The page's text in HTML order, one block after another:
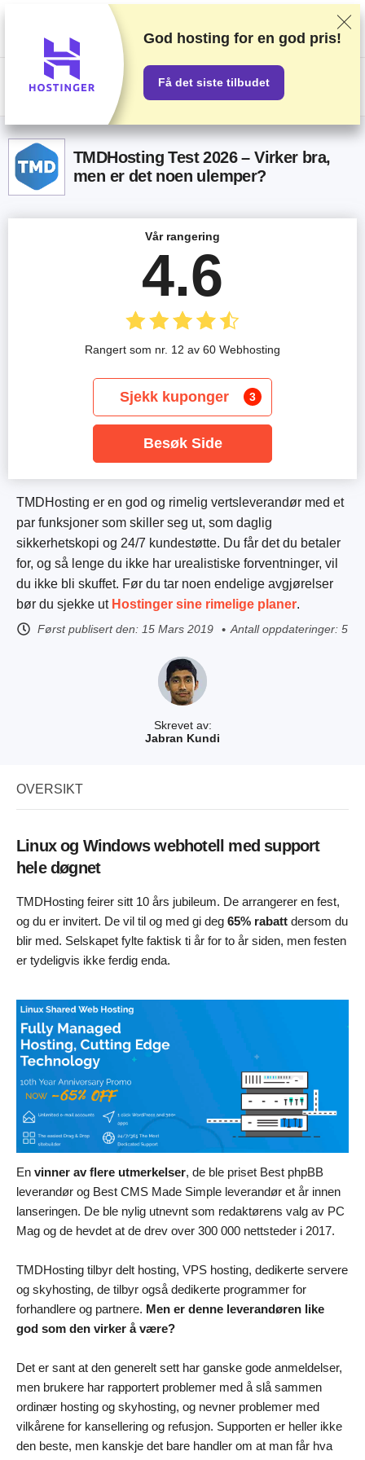
Vi vurderer leverandører basert på omfattende testing og undersøkelser,
men vi tar også hensyn til tilbakemeldinger fra leserne våre og
kommersielle avtaler med leverandører. Denne siden inneholder
affiliatelenker.
Annonseerklæringen
US$
TMDHosting Test 2026 – Virker bra,
men er det noen ulemper?
Skrevet av:
Jabran Kundi
TMDHosting er en god og rimelig vertsleverandør med et
par funksjoner som skiller seg ut, som daglig
sikkerhetskopi og 24/7 kundestøtte. Du får det du betaler
for, og så lenge du ikke har urealistiske forventninger, vil
du ikke bli skuffet. Før du tar noen endelige avgjørelser
bør du sjekke ut Hostinger sine rimelige planer.
Først publisert den: 15 Mars 2019 Antall oppdateringer: 5
Vår rangering
4.6
Rangert som nr. 12 av 60 Webhosting
Sjekk kuponger 3
Besøk Side
OVERSIKT
Linux og Windows webhotell med support
hele døgnet
TMDHosting feirer sitt 10 års jubileum. De arrangerer en fest,
og du er invitert. De vil til og med gi deg 65% rabatt dersom du
blir med. Selskapet fylte faktisk ti år for to år siden, men festen
er tydeligvis ikke ferdig enda.
En vinner av flere utmerkelser, de ble priset Best phpBB
leverandør og Best CMS Made Simple leverandør et år innen
lanseringen. De ble nylig utnevnt som redaktørens valg av PC
Mag og de hevdet at de drev over 300 000 nettsteder i 2017.
TMDHosting tilbyr delt hosting, VPS hosting, dedikerte servere
og skyhosting, de tilbyr også dedikerte programmer for
forhandlere og partnere. Men er denne leverandøren like
god som den virker å være?
Det er sant at den generelt sett har ganske gode anmeldelser,
men brukere har rapportert problemer med å slå sammen
ordinær hosting og skyhosting, og nevner problemer med
vilkårene for kansellering og refusjon. Supporten er heller ikke
den beste, men kanskje det bare handler om at man får hva
God hosting for en god pris!
Få det siste tilbudet